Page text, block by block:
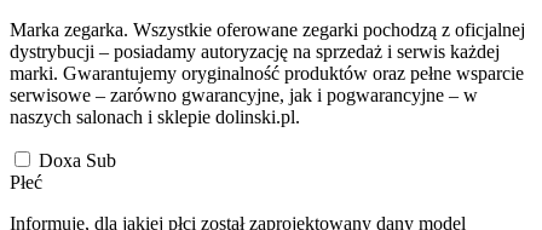
Marka zegarka. Wszystkie oferowane zegarki pochodzą z oficjalnej
dystrybucji – posiadamy autoryzację na sprzedaż i serwis każdej
marki. Gwarantujemy oryginalność produktów oraz pełne wsparcie
serwisowe – zarówno gwarancyjne, jak i pogwarancyjne – w
naszych salonach i sklepie dolinski.pl.
Doxa Sub
Płeć
Informuje, dla jakiej płci został zaprojektowany dany model